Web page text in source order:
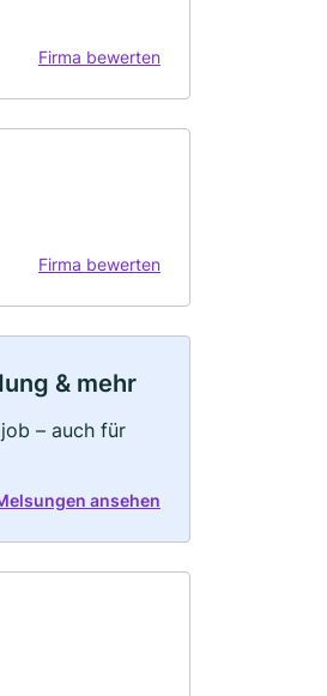
Firma bewerten
Firma bewerten
& mehr
– auch für
ansehen